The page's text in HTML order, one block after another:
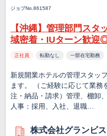
ジョブNo.861587
【沖縄】管理部門スタ
域密着・IUターン歓迎
正社員 転勤なし 一部在宅勤務
新規開業ホテルの管理スタッ
ます。 （ご経験に応じて業務
注・納品・請求）管理、棚卸
人事：採用、入社、退職…
株式会社グランビ